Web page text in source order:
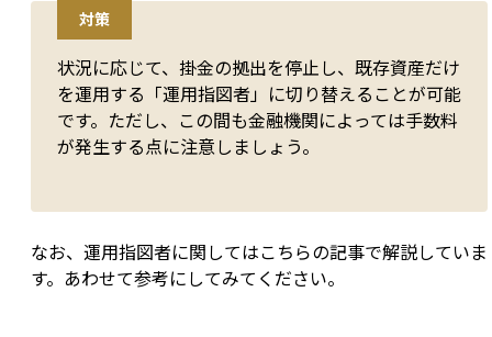
対策
状況に応じて、掛金の拠出を停止し、既存資産だけ
を運用する「運用指図者」に切り替えることが可能
です。ただし、この間も金融機関によっては手数料
が発生する点に注意しましょう。
なお、運用指図者に関してはこちらの記事で解説していま
す。あわせて参考にしてみてください。